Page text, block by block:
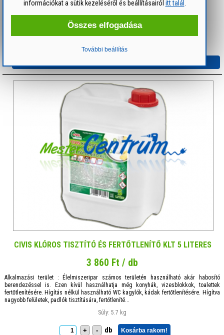
információkat a sütik kezeléséről és beállításairól itt talál
Összes elfogadása
További beállítás
Súly: 1.2 kg
+ - db Kosárba rakom!
CIVIS KLÓROS TISZTÍTÓ ÉS FERTŐTLENÍTŐ KLT 5 LITERES
3 860 Ft / db
Alkalmazási terület : Élelmiszeripar számos területén használható akár habosító
berendezéssel is. Ezen kívül használhatja még konyhák, vizesblokkok, toalettek
fertőtlenítésére. Hígítás nélkül használható WC kagylók, kádak fertőtlenítésére. Hígítva
nagyobb felületek, padlók tisztítására, fertőtleníté...
Súly: 5.7 kg
+ - db Kosárba rakom!